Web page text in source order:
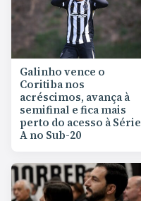
Galinho vence o
Coritiba nos
acréscimos, avança à
semifinal e fica mais
perto do acesso à Série
A no Sub-20